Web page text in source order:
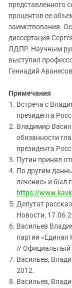
представленного
процентов ее
заимствования.
диссертация
ЛДПР. Научным
выступил
Геннадий Аванесов
Примечания
Встреча с
президента
Владимир
обязанности
президента
Путин принял
По другим
лечение» и был
https://
Депутат
Новости,
Васильев
партии «Единая
// Официальный
Васильев,
2012.
Васильев,